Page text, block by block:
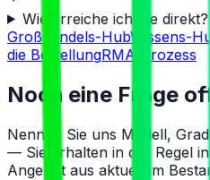
Wie erreiche ich Sie direkt?
Großhandels-HubWissens-
die BestellungRMA-Prozess
Noch eine Frage
Nennen Sie uns Modell,
— Sie erhalten in der Regel
Angebot aus aktuellem